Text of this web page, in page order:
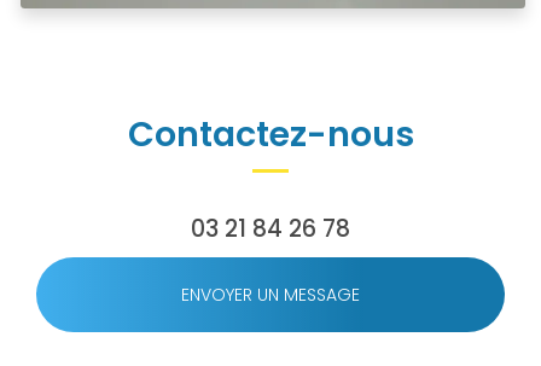
Contactez-nous
03 21 84 26 78
ENVOYER UN MESSAGE